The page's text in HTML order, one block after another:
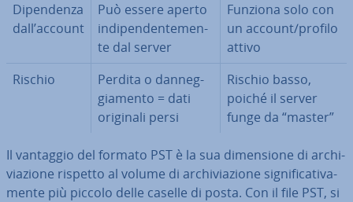
Di­pen­den­za
dall’account
Può essere aperto
in­di­pen­den­te­men­
te dal server
Funziona solo con
un account/profilo
attivo
Rischio
Perdita o dan­neg­
gia­men­to = dati
originali persi
Rischio basso,
poiché il server
funge da “master”
Il vantaggio del formato PST è la sua di­men­sio­ne di ar­chi­
via­zio­ne rispetto al volume di ar­chi­via­zio­ne si­gni­fi­ca­ti­va­
men­te più piccolo delle caselle di posta. Con il file PST, si